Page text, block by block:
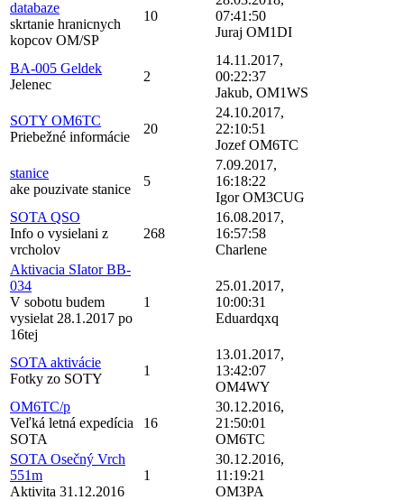
databaze
skrtanie hranicnych
kopcov OM/SP
10
07:41:50
Juraj OM1DI
BA-005 Geldek
Jelenec
2
14.11.2017,
00:22:37
Jakub, OM1WS
SOTY OM6TC
Priebežné informácie
20
24.10.2017,
22:10:51
Jozef OM6TC
stanice
ake pouzivate stanice
5
7.09.2017,
16:18:22
Igor OM3CUG
SOTA QSO
Info o vysielani z
vrcholov
268
16.08.2017,
16:57:58
Charlene
Aktivacia SIator BB-
034
V sobotu budem
vysielat 28.1.2017 po
16tej
1
25.01.2017,
10:00:31
Eduardqxq
SOTA aktivácie
Fotky zo SOTY
1
13.01.2017,
13:42:07
OM4WY
OM6TC/p
Veľká letná expedícia
SOTA
16
30.12.2016,
21:50:01
OM6TC
SOTA Osečný Vrch
551m
Aktivita 31.12.2016
1
30.12.2016,
11:19:21
OM3PA